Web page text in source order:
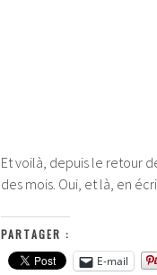
Et voilà, depuis le retour
des mois. Oui, et là, en
PARTAGER :
E-mail